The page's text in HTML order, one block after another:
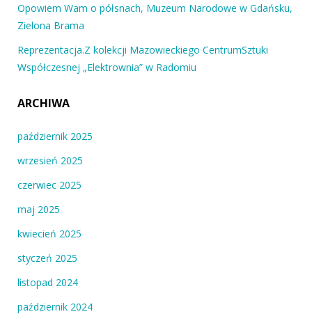
Opowiem Wam o półsnach, Muzeum Narodowe w Gdańsku,
Zielona Brama
Reprezentacja.Z kolekcji Mazowieckiego CentrumSztuki
Współczesnej „Elektrownia” w Radomiu
ARCHIWA
październik 2025
wrzesień 2025
czerwiec 2025
maj 2025
kwiecień 2025
styczeń 2025
listopad 2024
październik 2024